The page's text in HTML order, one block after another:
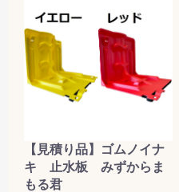
【見積り品】ゴムノイナ
キ 止水板 みずからま
もる君